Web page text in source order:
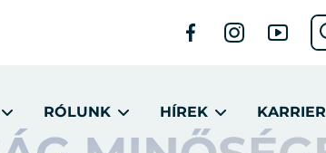
RÓLUNK HÍREK KARRIER